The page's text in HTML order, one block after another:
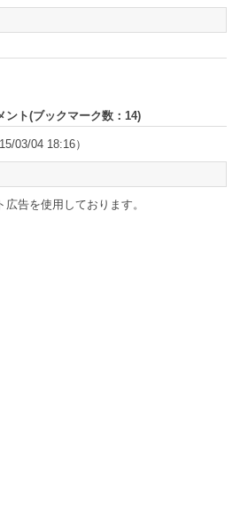
ト(ブックマーク数： 14)
03/04 18:16）
告を使用しております。